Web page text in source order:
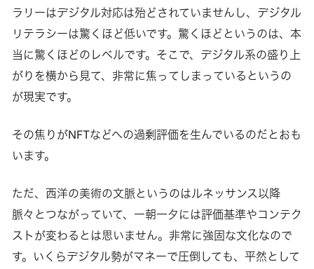
ラリーはデジタル対応は殆どされていませんし、デジタル
リテラシーは驚くほど低いです。驚くほどというのは、本
当に驚くほどのレベルです。そこで、デジタル系の盛り上
がりを横から見て、非常に焦ってしまっているというの
が現実です。
その焦りがNFTなどへの過剰評価を生んでいるのだとおも
います。
ただ、西洋の美術の文脈というのはルネッサンス以降
脈々とつながっていて、一朝一夕には評価基準やコンテク
ストが変わるとは思いません。非常に強固な文化なので
す。いくらデジタル勢がマネーで圧倒しても、平然として